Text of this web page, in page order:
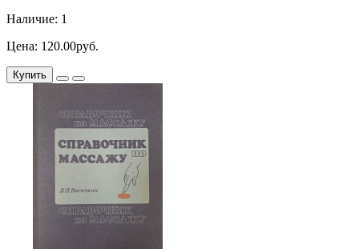
Наличие: 1
Цена: 120.00руб.
Купить